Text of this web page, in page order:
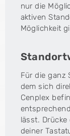
nur die
aktiven
Möglichkeit
Für die ganz
dem sich
Cenplex
lässt.
deiner